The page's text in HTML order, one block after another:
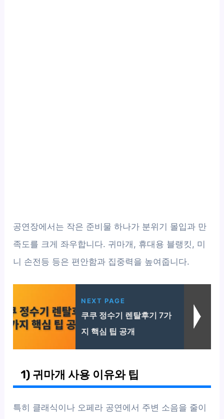
공연장에서는 작은 준비물 하나가 분위기 몰입과 만
족도를 크게 좌우합니다. 귀마개, 휴대용 블랭킷, 미
니 손전등 등은 편안함과 집중력을 높여줍니다.
NEXT PAGE
쿠쿠 정수기 렌탈후기 7가
지 핵심 팁 공개
1) 귀마개 사용 이유와 팁
특히 클래식이나 오페라 공연에서 주변 소음을 줄이